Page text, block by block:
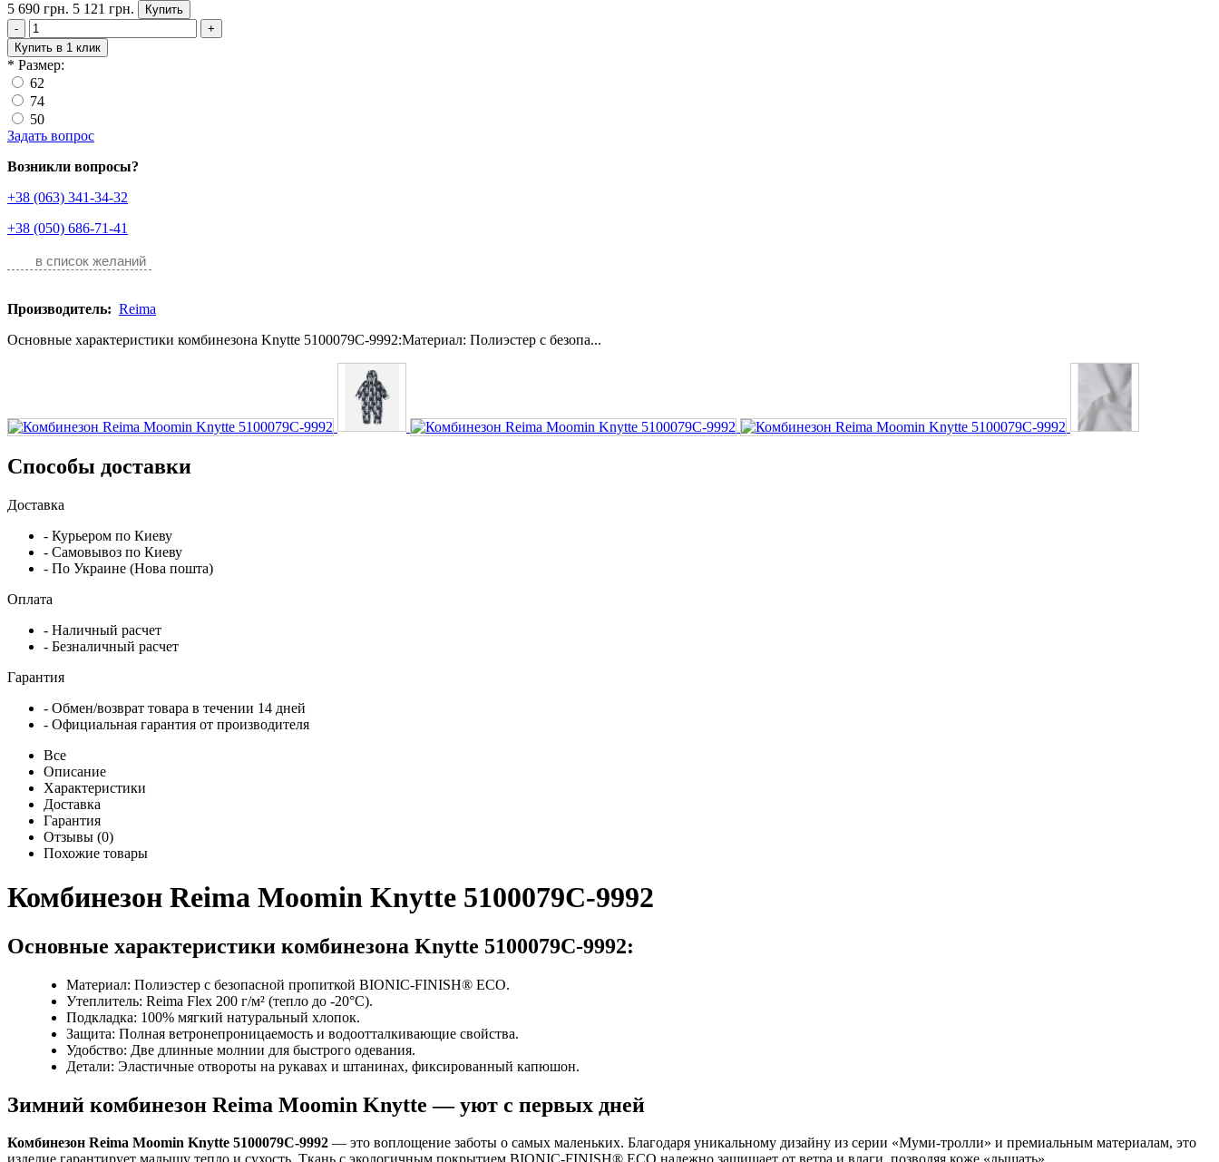
5 690 грн. 5 121 грн.
Купить
-
+
Купить в 1 клик
* Размер:
62
74
50
Задать вопрос
Возникли вопросы?
+38 (063) 341-34-32
+38 (050) 686-71-41
в список желаний
Производитель: Reima
Основные характеристики комбинезона Knytte 5100079C-9992:Материал: Полиэстер с безопа...
Способы доставки
Доставка
- Курьером по Киеву
- Самовывоз по Киеву
- По Украине (Нова пошта)
Оплата
- Наличный расчет
- Безналичный расчет
Гарантия
- Обмен/возврат товара в течении 14 дней
- Официальная гарантия от производителя
Все
Описание
Характеристики
Доставка
Гарантия
Отзывы (0)
Похожие товары
Комбинезон Reima Moomin Knytte 5100079C-9992
Основные характеристики комбинезона Knytte 5100079C-9992:
Материал: Полиэстер с безопасной пропиткой BIONIC-FINISH® ECO.
Утеплитель: Reima Flex 200 г/м² (тепло до -20°C).
Подкладка: 100% мягкий натуральный хлопок.
Защита: Полная ветронепроницаемость и водоотталкивающие свойства.
Удобство: Две длинные молнии для быстрого одевания.
Детали: Эластичные отвороты на рукавах и штанинах, фиксированный капюшон.
Зимний комбинезон Reima Moomin Knytte — уют с первых дней
Комбинезон Reima Moomin Knytte 5100079C-9992 — это воплощение заботы о самых маленьких. Благодаря уникальному дизайну из серии «Муми-тролли» и премиальным материалам, это